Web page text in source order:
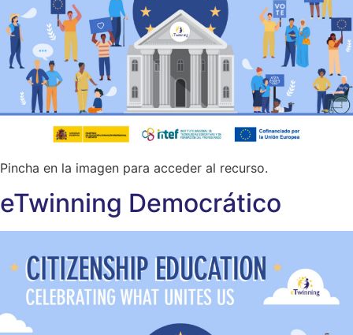
Pincha en la imagen para acceder al recurso.
eTwinning Democrático